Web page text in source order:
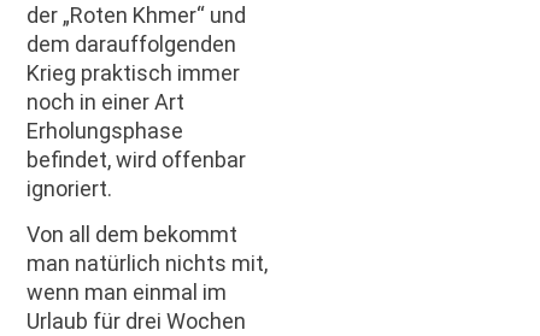
der „Roten Khmer“ und
dem darauffolgenden
Krieg praktisch immer
noch in einer Art
Erholungsphase
befindet, wird offenbar
ignoriert.
Von all dem bekommt
man natürlich nichts mit,
wenn man einmal im
Urlaub für drei Wochen